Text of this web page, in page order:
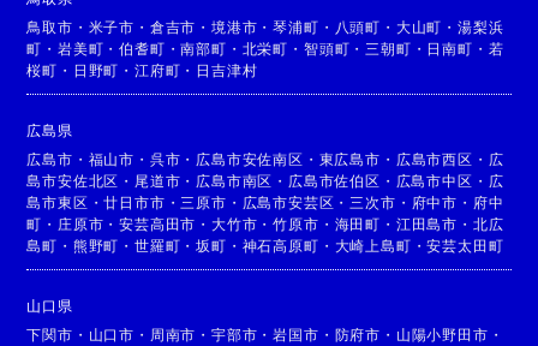
鳥取市 ・ 米子市 ・ 倉吉市 ・境港市 ・琴浦町 ・ 八頭町 ・ 大山町 ・ 湯梨浜
町 ・岩美町 ・伯耆町 ・南部町 ・ 北栄町 ・ 智頭町 ・ 三朝町 ・ 日南町 ・ 若
桜町 ・ 日野町 ・江府町 ・ 日吉津村
広島県
広島市 ・ 福山市 ・ 呉市 ・ 広島市安佐南区 ・ 東広島市 ・ 広島市西区 ・ 広
島市安佐北区 ・ 尾道市 ・ 広島市南区 ・ 広島市佐伯区 ・ 広島市中区 ・ 広
島市東区 ・廿日市市 ・ 三原市 ・ 広島市安芸区 ・ 三次市 ・ 府中市 ・ 府中
町 ・ 庄原市 ・安芸高田市 ・大竹市 ・竹原市 ・ 海田町 ・ 江田島市 ・ 北広
島町 ・ 熊野町 ・世羅町 ・坂町 ・ 神石高原町 ・ 大崎上島町 ・安芸太田町
山口県
下関市 ・ 山口市 ・ 周南市 ・宇部市 ・岩国市 ・ 防府市 ・ 山陽小野田市 ・